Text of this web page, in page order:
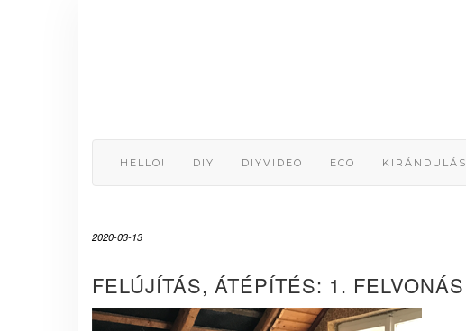
HELLO! DIY DIYVIDEO ECO KIRÁNDULÁS
2020-03-13
FELÚJÍTÁS, ÁTÉPÍTÉS: 1. FELVONÁS